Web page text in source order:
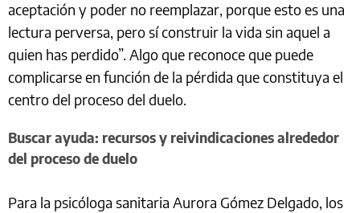
aceptación y poder no reemplazar, porque esto es una
lectura perversa, pero sí construir la vida sin aquel a
quien has perdido”. Algo que reconoce que puede
complicarse en función de la pérdida que constituya el
centro del proceso del duelo.
Buscar ayuda: recursos y reivindicaciones alrededor
del proceso de duelo
Para la psicóloga sanitaria Aurora Gómez Delgado, los